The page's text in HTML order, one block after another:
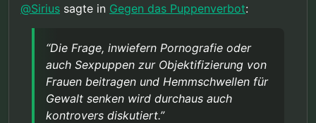
@Sirius sagte in Gegen das Puppenverbot:
“Die Frage, inwiefern Pornografie oder
auch Sexpuppen zur Objektifizierung von
Frauen beitragen und Hemmschwellen für
Gewalt senken wird durchaus auch
kontrovers diskutiert.”